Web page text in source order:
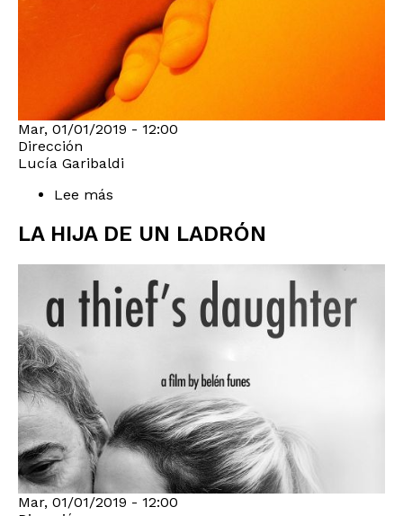
Mar, 01/01/2019 - 12:00
Dirección
Lucía Garibaldi
Lee más
tiburones
LA HIJA DE UN LADRÓN
Mar, 01/01/2019 - 12:00